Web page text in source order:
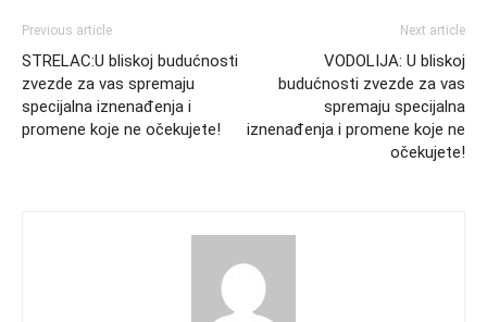
Previous article
STRELAC:U bliskoj budućnosti
zvezde za vas spremaju
specijalna iznenađenja i
promene koje ne očekujete!
Next article
VODOLIJA: U bliskoj
budućnosti zvezde za vas
spremaju specijalna
iznenađenja i promene koje ne
očekujete!